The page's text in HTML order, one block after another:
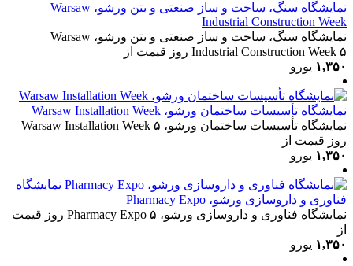
نمایشگاه سنگ، ساخت و ساز صنعتی و بتن ورشو، Warsaw
Industrial Construction Week
نمایشگاه سنگ، ساخت و ساز صنعتی و بتن ورشو، Warsaw
Industrial Construction Week ۵ روز
قیمت از
۱,۳۵۰ یورو
نمایشگاه تأسیسات ساختمان ورشو، Warsaw Installation Week
نمایشگاه تأسیسات ساختمان ورشو، Warsaw Installation Week ۵
روز قیمت از
۱,۳۵۰ یورو
نمایشگاه
فناوری و داروسازی ورشو، Pharmacy Expo
نمایشگاه فناوری و داروسازی ورشو، Pharmacy Expo ۵ روز
قیمت
از
۱,۳۵۰ یورو